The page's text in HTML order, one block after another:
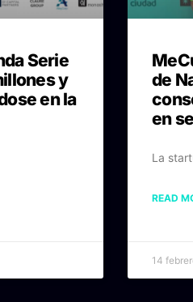
Serie
y
en la
de
en
La
READ
14